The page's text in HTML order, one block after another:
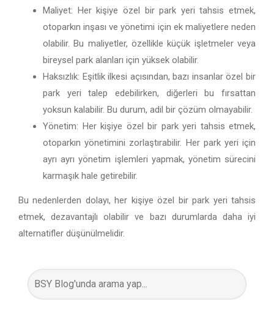
Maliyet: Her kişiye özel bir park yeri tahsis etmek,
otoparkın inşası ve yönetimi için ek maliyetlere neden
olabilir. Bu maliyetler, özellikle küçük işletmeler veya
bireysel park alanları için yüksek olabilir.
Haksızlık: Eşitlik ilkesi açısından, bazı insanlar özel bir
park yeri talep edebilirken, diğerleri bu fırsattan
yoksun kalabilir. Bu durum, adil bir çözüm olmayabilir.
Yönetim: Her kişiye özel bir park yeri tahsis etmek,
otoparkın yönetimini zorlaştırabilir. Her park yeri için
ayrı ayrı yönetim işlemleri yapmak, yönetim sürecini
karmaşık hale getirebilir.
Bu nedenlerden dolayı, her kişiye özel bir park yeri tahsis
etmek, dezavantajlı olabilir ve bazı durumlarda daha iyi
alternatifler düşünülmelidir.